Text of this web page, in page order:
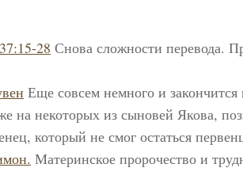
28 Снова сложности перевода.
Еще совсем немного и
некоторых из сыновей Якова,
который не смог остаться
Материнское пророчество и